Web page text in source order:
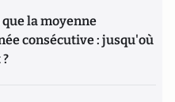
la moyenne
consécutive : jusqu'où